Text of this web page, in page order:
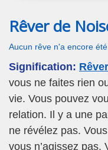
Rêver de
Aucun rêve n'a encore
Signification:
vous ne faites rien
vie. Vous pouvez
relation. Il y a une
ne révélez pas.
vous n’agissez pas.